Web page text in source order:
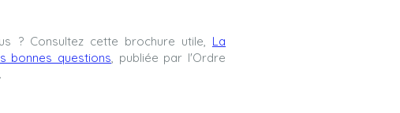
? Consultez cette brochure utile, La
bonnes questions, publiée par l'Ordre